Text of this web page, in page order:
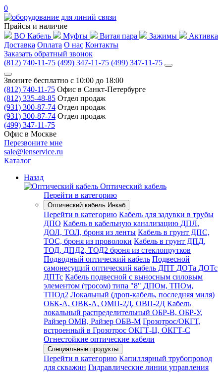
0
Прайсы и наличие
ВО Кабель
Муфты Витая пара Зажимы
Активка
Доставка Оплата О нас Контакты
Заказать обратный звонок
(812) 740-11-75 (499) 347-11-75 (499) 347-11-75
Звоните бесплатно с 10:00 до 18:00
(812) 740-11-75 Офис в Санкт-Петербурге
(812) 335-48-85 Отдел продаж
(931) 300-87-74 Отдел продаж
(931) 300-87-74 Отдел продаж
(499) 347-11-75
Офис в Москве
Перезвоните мне
sale@lenservice.ru
Каталог
Назад
Оптический кабель
Перейти в категорию
Оптический кабель Инкаб
Перейти в категорию Кабель для задувки в трубы
ДПО Кабель в кабельную канализацию ДПЛ,
ДОЛ, ТОЛ, броня из ленты Кабель в грунт ДПС,
ТОС, броня из проволоки Кабель в грунт ДПД,
ТОД, ДПД2, ТОД2 броня из стеклопрутков
Подводный оптический кабель Подвесной
самонесущий оптический кабель ДПТ ДОТа ДОТс
ДПТс Кабель подвесной с выносным силовым
элементом (тросом) типа "8" ДПОм, ТПОм,
ТПОд2 Локальный (дроп-кабель, последняя миля)
ОБК-А, ОВК-А, ОМП-2Д, ОВП-2Д Кабель
локальный распределительный ОБР-В, ОБР-У,
Райзер ОМВ, Райзер ОБВ-М Грозотрос/ОКГТ,
встроенный в Грозотрос ОКГТ-Ц, ОКГТ-С
Огнестойкие оптические кабели
Специальные продукты
Перейти в категорию Капиллярный трубопровод
для скважин Гидравлические линии управления